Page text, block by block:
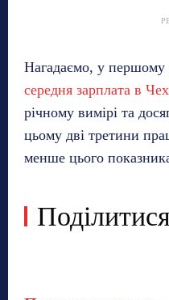
Нагадаємо, у першому
середня зарплата в
річному вимірі та
цьому дві третини
менше цього